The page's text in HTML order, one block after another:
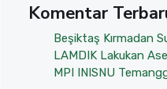
Komentar
Beşiktaş Kırmadan
LAMDIK Lakukan
MPI INISNU